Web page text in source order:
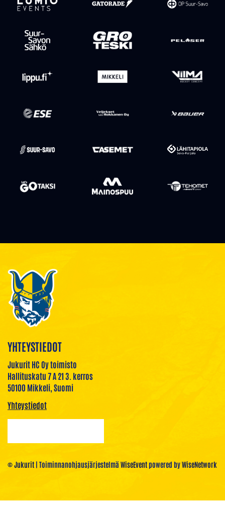
YHTEYSTIEDOT
Jukurit HC Oy toimisto
Hallituskatu 7 A 21 3. kerros
50100 Mikkeli, Suomi
Yhteystiedot
© Jukurit | Toiminnanohjausjärjestelmä WiseEventpowered byWiseNetwork